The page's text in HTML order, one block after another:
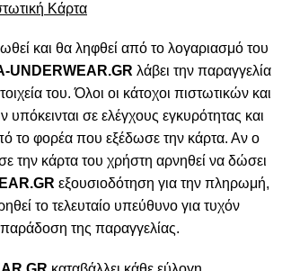
Κάρτα
και θα ληφθεί από το λογαριασμό του
UNDERWEAR.GR λάβει την παραγγελία
του. Όλοι οι κάτοχοι πιστωτικών και
σε ελέγχους εγκυρότητας και
το φορέα που εξέδωσε την κάρτα. Αν ο
την κάρτα του χρήστη αρνηθεί να δώσει
εξουσιοδότηση για την πληρωμή,
το τελευταίο υπεύθυνο για τυχόν
της παραγγελίας.